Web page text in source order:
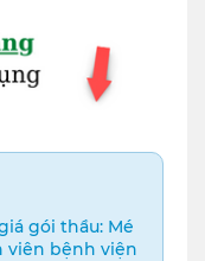
gói thầu: Mé
viên bệnh viện